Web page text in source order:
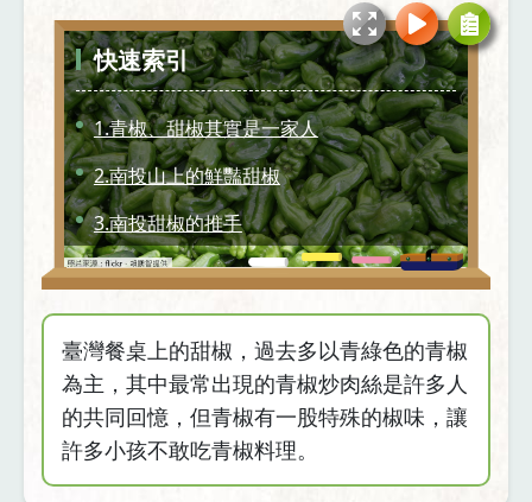
快速索引
1.青椒、甜椒其實是一家人
2.南投山上的鮮豔甜椒
3.南投甜椒的推手
4.甜椒料理
臺灣餐桌上的甜椒，過去多以青綠色的青椒
為主，其中最常出現的青椒炒肉絲是許多人
的共同回憶，但青椒有一股特殊的椒味，讓
許多小孩不敢吃青椒料理。